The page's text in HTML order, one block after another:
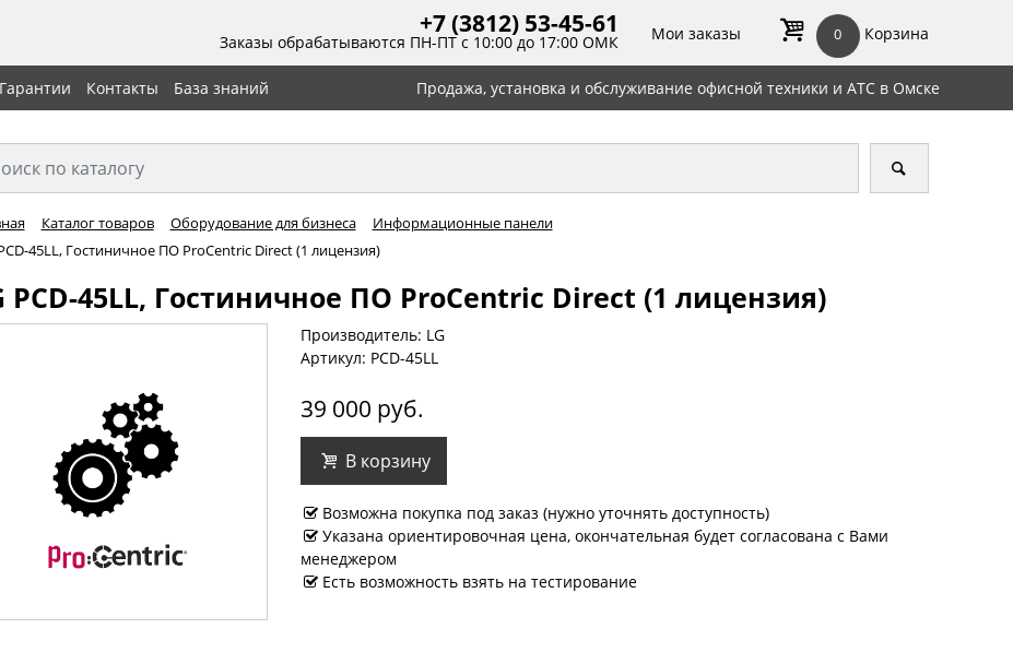
+7 (3812) 53-45-61
Заказы обрабатываются ПН-ПТ с 10:00 до 17:00 ОМК Мои заказы 0 Корзина
Гарантии Контакты База знаний Продажа, установка и обслуживание офисной техники и АТС в Омске
Каталог товаров Оборудование для бизнеса
Информационные панели
45LL, Гостиничное ПО ProCentric Direct (1 лицензия)
PCD-45LL, Гостиничное ПО ProCentric Direct (1 лицензия)
Производитель: LG
Артикул: PCD-45LL
39 000 руб.
В корзину
Возможна покупка под заказ (нужно уточнять доступность)
Указана ориентировочная цена, окончательная будет согласована с Вами
менеджером
Есть возможность взять на тестирование